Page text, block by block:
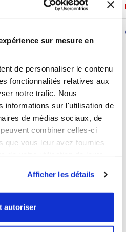
sur mesure en
de personnaliser le contenu
fonctionnalités relatives aux
notre trafic. Nous
informations sur l'utilisation de
de médias sociaux, de
combiner celles-ci
que vous leur avez fournies
Afficher les détails
autoriser
d'élasticité
MPa
indicatif dans les conditions
plages de températures
de matières génériques en
et peuvent varier
matières utilisées.
spécifiques. Les
sous votre responsabilité
TOUTES LES